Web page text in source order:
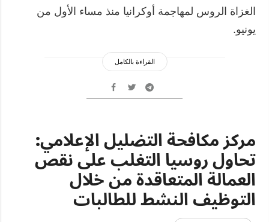
الغزاة الروس لمهاجمة أوكرانيا منذ مساء الأول من
يونيو.
القراءة بالكامل
مركز مكافحة التضليل الإعلامي:
تحاول روسيا التغلب على نقص
العمالة المتعاقدة من خلال
التوظيف النشط للطالبات